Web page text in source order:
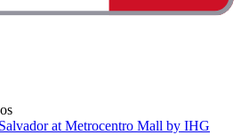
at Metrocentro Mall by IHG